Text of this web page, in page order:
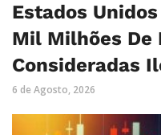
Estados
Mil Milhões De
Consideradas
6 de Agosto, 2026